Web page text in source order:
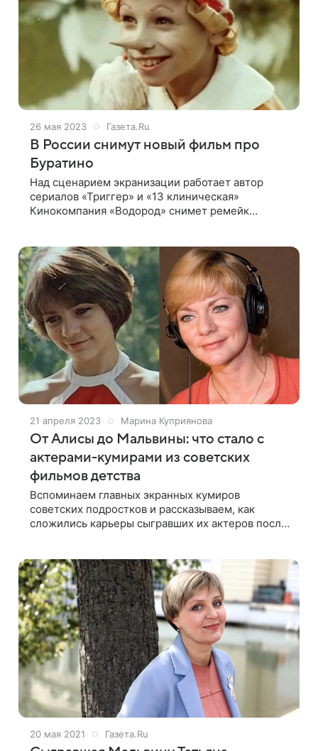
26 мая 2023 Газета.Ru
В России снимут новый фильм про
Буратино
Над сценарием экранизации работает автор
сериалов «Триггер» и «13 клиническая»
Кинокомпания «Водород» снимет ремейк
сообщает «
21 апреля 2023 Марина Куприянова
От Алисы до Мальвины: что стало с
актерами-кумирами из советских
фильмов детства
Вспоминаем главных экранных кумиров
советских подростков и рассказываем, как
сложились карьеры сыгравших их актеров после
Селезневой,
20 мая 2021 Газета.Ru